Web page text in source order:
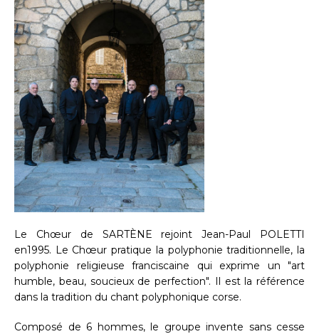
Le Chœur de SARTÈNE rejoint Jean-Paul POLETTI
en1995. Le Chœur pratique la polyphonie traditionnelle, la
polyphonie religieuse franciscaine qui exprime un "art
humble, beau, soucieux de perfection". Il est la référence
dans la tradition du chant polyphonique corse.
Composé de 6 hommes, le groupe invente sans cesse